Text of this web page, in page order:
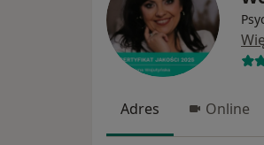
Adres Online